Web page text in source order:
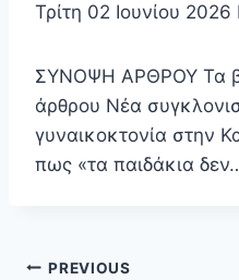
Τρίτη 02 Ιουνίου 2026
ΣΥΝΟΨΗ ΑΡΘΡΟΥ Τα
άρθρου Νέα
γυναικοκτονία στην
πως «τα παιδάκια
Πλοήγηση
PREVIOUS